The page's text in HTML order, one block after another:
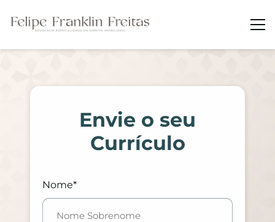
Envie o seu
Currículo
Nome*